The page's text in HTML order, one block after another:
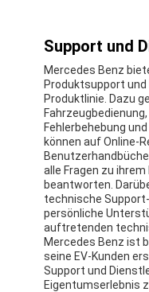
Support und
Mercedes Benz
Produktsupport
Produktlinie. Dazu
Fehlerbehebung
können auf Online-
alle Fragen zu
beantworten.
technische
persönliche
auftretenden
Mercedes Benz ist
seine EV-Kunden
Support und
Eigentumserlebnis